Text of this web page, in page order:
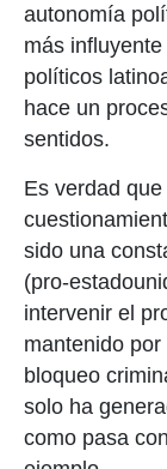
autonomía
más
políticos
hace un
sentidos.
Es verdad
sido una
(pro-
intervenir el
mantenido
bloqueo
solo ha
como pasa